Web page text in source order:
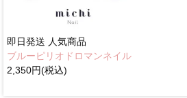
即日発送 人気商品
ブルーピリオドロマンネイル
2,350円(税込)